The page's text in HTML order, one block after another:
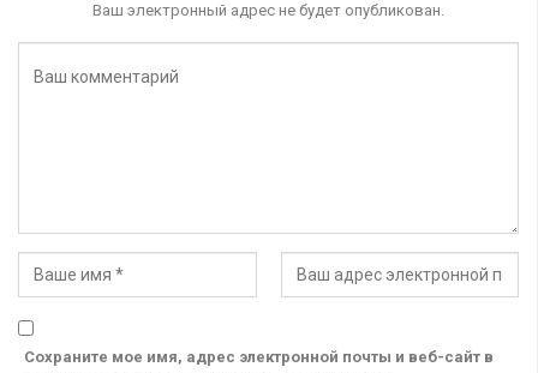
Ваш электронный адрес не будет опубликован.
Сохраните мое имя, адрес электронной почты и веб-сайт в